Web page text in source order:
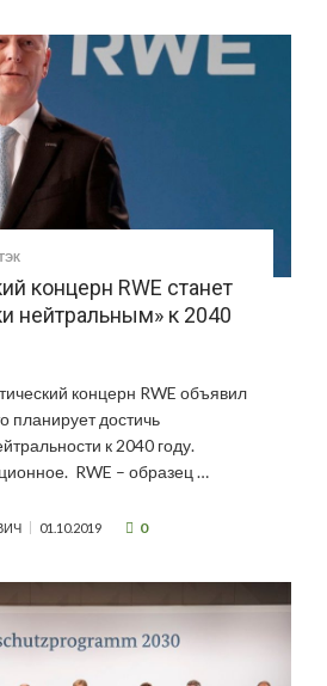
концерн RWE станет
нейтральным» к 2040
концерн RWE объявил
планирует достичь
к 2040 году.
RWE – образец …
01.10.2019 0